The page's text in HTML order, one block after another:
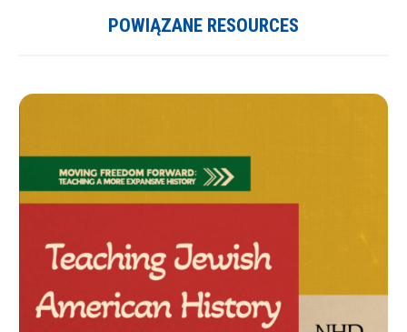
POWIĄZANE RESOURCES